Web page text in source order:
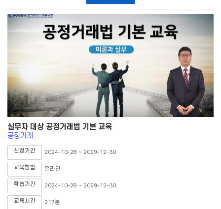
실무자 대상 공정거래법 기본 교육
공정거래
신청기간 2024-10-28 ~ 2099-12-30
교육방법 온라인
학습기간 2024-10-28 ~ 2099-12-30
교육시간 217분